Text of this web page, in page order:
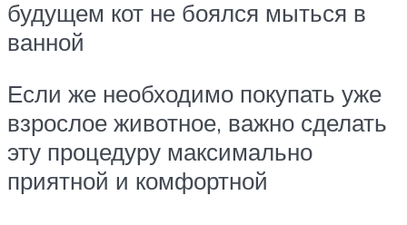
будущем кот не боялся мыться в
ванной
Если же необходимо покупать уже
взрослое животное, важно сделать
эту процедуру максимально
приятной и комфортной